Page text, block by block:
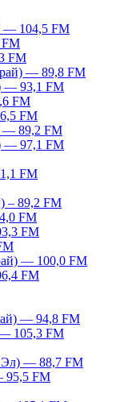
— 104,5 FM
FM
FM
— 89,8 FM
— 93,1 FM
FM
FM
— 89,2 FM
— 97,1 FM
FM
– 89,2 FM
FM
FM
— 100,0 FM
FM
— 94,8 FM
105,3 FM
Эл) — 88,7 FM
95,5 FM